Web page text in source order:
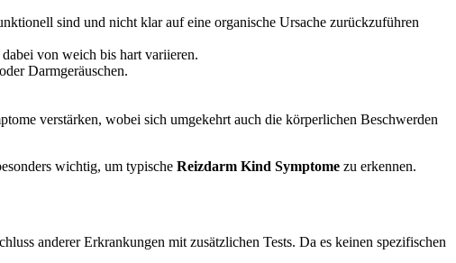
sind und nicht klar auf eine organische Ursache zurückzuführen
von weich bis hart variieren.
Darmgeräuschen.
verstärken, wobei sich umgekehrt auch die körperlichen Beschwerden
wichtig, um typische Reizdarm Kind Symptome zu erkennen.
anderer Erkrankungen mit zusätzlichen Tests. Da es keinen spezifischen